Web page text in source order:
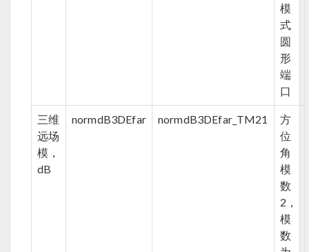
模
式
圆
形
端
口
三维
远场
模，
dB
normdB3DEfar normdB3DEfar_TM21
方
位
角
模
数
2，
模
数